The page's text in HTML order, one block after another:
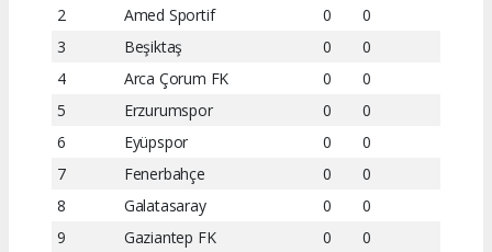
2
Amed Sportif 0
0
3
Beşiktaş 0
0
4
Arca Çorum FK 0
0
5
Erzurumspor 0
0
6
Eyüpspor 0
0
7
Fenerbahçe 0
0
8
Galatasaray 0
0
9
Gaziantep FK 0
0